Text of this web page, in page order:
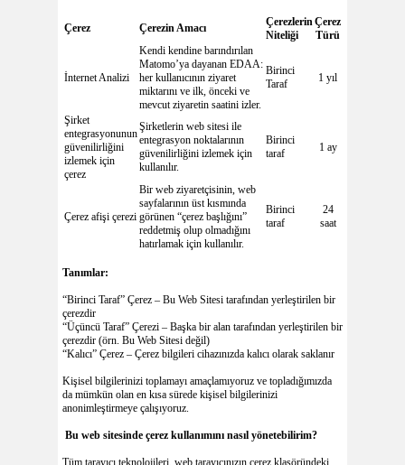
Çerez Çerezin Amacı
Çerezlerin
Niteliği
Çerez
Türü
İnternet Analizi
Kendi kendine barındırılan
Matomo’ya dayanan EDAA:
her kullanıcının ziyaret
miktarını ve ilk, önceki ve
mevcut ziyaretin saatini izler.
Birinci
Taraf
1 yıl
Şirket
entegrasyonunun
güvenilirliğini
izlemek için
çerez
Şirketlerin web sitesi ile
entegrasyon noktalarının
güvenilirliğini izlemek için
kullanılır.
Birinci
taraf
1 ay
Çerez afişi çerezi
Bir web ziyaretçisinin, web
sayfalarının üst kısmında
görünen “çerez başlığını”
reddetmiş olup olmadığını
hatırlamak için kullanılır.
Birinci
taraf
24
saat
Tanımlar:
“Birinci Taraf” Çerez – Bu Web Sitesi tarafından yerleştirilen bir
çerezdir
“Üçüncü Taraf” Çerezi – Başka bir alan tarafından yerleştirilen bir
çerezdir (örn. Bu Web Sitesi değil)
“Kalıcı” Çerez – Çerez bilgileri cihazınızda kalıcı olarak saklanır
Kişisel bilgilerinizi toplamayı amaçlamıyoruz ve topladığımızda
da mümkün olan en kısa sürede kişisel bilgilerinizi
anonimleştirmeye çalışıyoruz.
Bu web sitesinde çerez kullanımını nasıl yönetebilirim?
Tüm tarayıcı teknolojileri, web tarayıcınızın çerez klasöründeki